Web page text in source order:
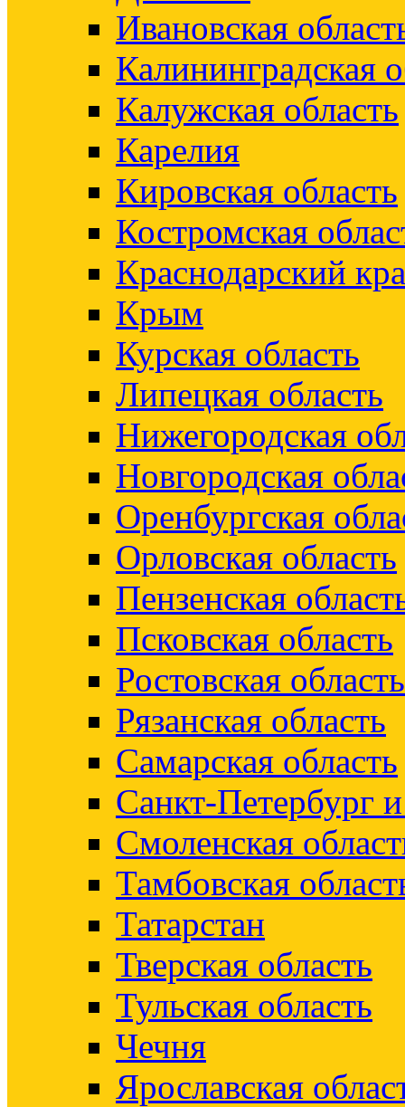
Ивановская
Калининградская
Калужская область
Карелия
Кировская область
Костромская
Краснодарский
Крым
Курская область
Липецкая область
Нижегородская
Новгородская
Оренбургская
Орловская область
Пензенская
Псковская область
Ростовская область
Рязанская область
Самарская область
Санкт-Петербург
Смоленская
Тамбовская
Татарстан
Тверская область
Тульская область
Чечня
Ярославская